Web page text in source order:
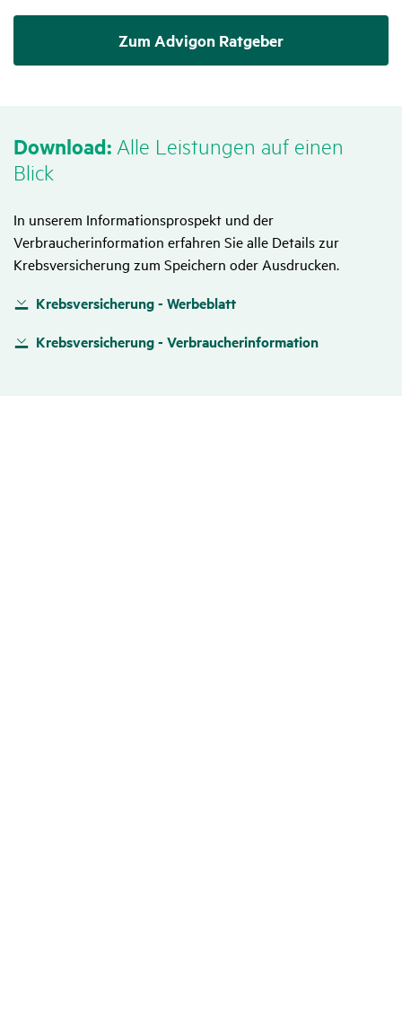
Zum Advigon Ratgeber
Down­load: Alle Leis­tungen auf einen
Blick
In unserem Informationsprospekt und der
Verbraucherinformation erfahren Sie alle Details zur
Krebsversicherung zum Speichern oder Ausdrucken.
Krebsversicherung - Werbeblatt
Krebsversicherung - Verbraucherinformation